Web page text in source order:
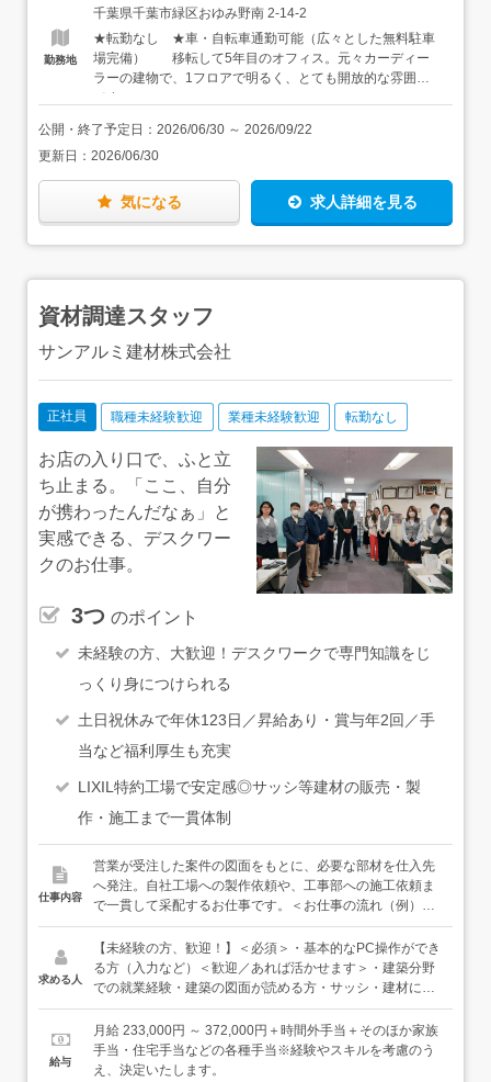
ていただくということはありません。★未経験の方は、ま
ずは電話対応から始め、各メーカーについて知ることから
始めましょう。専門的な分野のため覚えることがたくさん
あり、最初は大変に思うかもしれませんが、先輩が丁寧に
フォローするのでご安心ください。先輩も未経験スタート
でわからない気持ちに寄り添えるので、成長を焦らなくて
大丈夫です。
た分、平等に評価され、収入に反映されます。
勤務地
千葉県千葉市緑区おゆみ野南 2-14-2
★転勤なし ★車・自転車通勤可能（広々とした無料駐車
場完備） 移転して5年目のオフィス。元々カーディー
ラーの建物で、1フロアで明るく、とても開放的な雰囲気
です。
公開・終了予定日： 2026/06/30 ～ 2026/09/22
更新日： 2026/06/30
気になる 求人詳細を見る
資材調達スタッフ
サンアルミ建材株式会社
正社員 職種未経験歓迎 業種未経験歓迎 転勤なし
お店の入り口で、ふと立
ち止まる。「ここ、自分
が携わったんだなぁ」と
実感できる、デスクワー
クのお仕事。
3つ のポイント
未経験の方、大歓迎！デスクワークで専門知識をじ
っくり身につけられる
土日祝休みで年休123日／昇給あり・賞与年2回／手
当など福利厚生も充実
LIXIL特約工場で安定感◎サッシ等建材の販売・製
作・施工まで一貫体制
仕事内容
営業が受注した案件の図面をもとに、必要な部材を仕入先
へ発注。自社工場への製作依頼や、工事部への施工依頼ま
で一貫して采配するお仕事です。＜お仕事の流れ（例）＞
営業から案件・図面を引き継ぐ ↓必要な資材を拾い出し、
仕入先へ発注 ↓自社工場へ製作依頼／工事部へ工事依頼
↓配送指示書を作成、イレギュラー対応（寸法違いなど）
↓施工完了！＜入社後は…＞1年目は先輩の補助業務から始
す。2〜3年目には小さな案件から自分で担当できるよう
に。3〜5年で一人前を目指す、じっくり成長していける環
境です。★基本は社内でのデスクワーク（PC作業＋電話）
求める人
【未経験の方、歓迎！】＜必須＞・基本的なPC操作ができ
る方（入力など）＜歓迎／あれば活かせます＞・建築分野
での就業経験・建築の図面が読める方・サッシ・建材に関
わる製造ラインでの経験＜タイプ＞・デスクワークが好き
で、コツコツ取り組める方・新しい知識を覚えることに前
向きな方・コミュニケーションを大事にして働ける方
給与
月給 233,000円 ～ 372,000円＋時間外手当＋そのほか家族
手当・住宅手当などの各種手当※経験やスキルを考慮のう
え、決定いたします。